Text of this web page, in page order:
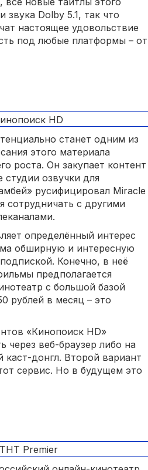
Dolby 5.1, так что
настоящее удовольствие
под любые платформы – от
станет одним из
этого материала
роста. Он закупает контент
озвучки для
русифицировал Miracle
с другими
определённый интерес
обширную и интересную
Конечно, в неё
предполагается
с большой базой
рублей в месяц – это
«Кинопоиск HD»
через веб-браузер либо на
каст-донгл. Второй вариант
сервис. Но в будущем это